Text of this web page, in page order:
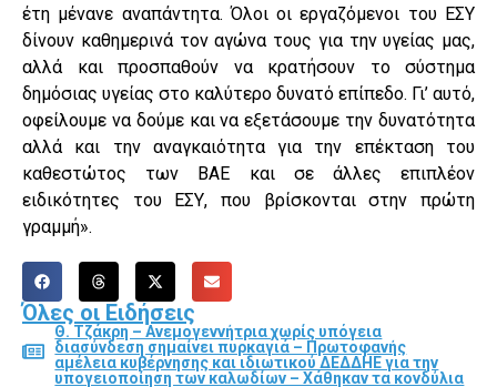
έτη μένανε αναπάντητα. Όλοι οι εργαζόμενοι του ΕΣΥ
δίνουν καθημερινά τον αγώνα τους για την υγείας μας,
αλλά και προσπαθούν να κρατήσουν το σύστημα
δημόσιας υγείας στο καλύτερο δυνατό επίπεδο. Γι’ αυτό,
οφείλουμε να δούμε και να εξετάσουμε την δυνατότητα
αλλά και την αναγκαιότητα για την επέκταση του
καθεστώτος των ΒΑΕ και σε άλλες επιπλέον
ειδικότητες του ΕΣΥ, που βρίσκονται στην πρώτη
γραμμή».
Όλες οι Ειδήσεις
Θ. Τζάκρη – Ανεμογεννήτρια χωρίς υπόγεια
διασύνδεση σημαίνει πυρκαγιά – Πρωτοφανής
αμέλεια κυβέρνησης και ιδιωτικού ΔΕΔΔΗΕ για την
υπογειοποίηση των καλωδίων – Χάθηκαν τα κονδύλια